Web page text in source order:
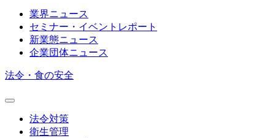
業界ニュース
セミナー・イベントレポート
新業態ニュース
企業団体ニュース
法令・食の安全
法令対策
衛生管理